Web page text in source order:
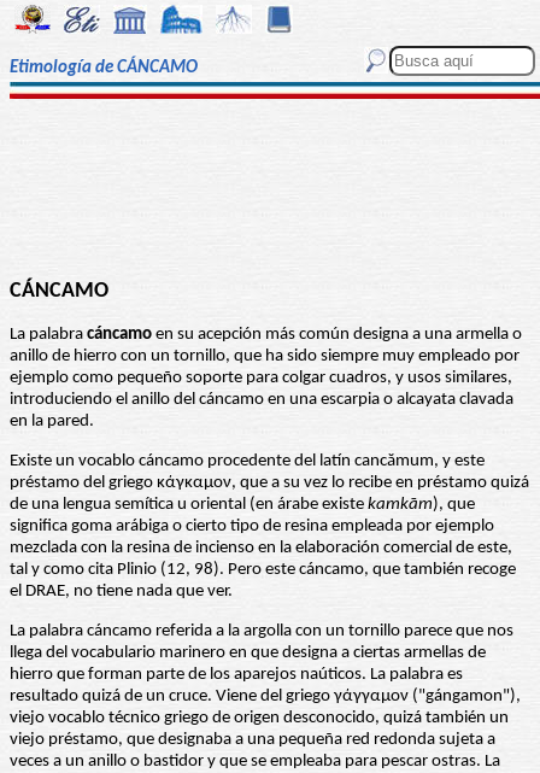
Etimología de CÁNCAMO
CÁNCAMO
La palabra cáncamo en su acepción más común designa a una armella o
anillo de hierro con un tornillo, que ha sido siempre muy empleado por
ejemplo como pequeño soporte para colgar cuadros, y usos similares,
introduciendo el anillo del cáncamo en una escarpia o alcayata clavada
en la pared.
Existe un vocablo cáncamo procedente del latín cancămum, y este
préstamo del griego κάγκαμον, que a su vez lo recibe en préstamo quizá
de una lengua semítica u oriental (en árabe existe kamkām), que
significa goma arábiga o cierto tipo de resina empleada por ejemplo
mezclada con la resina de incienso en la elaboración comercial de este,
tal y como cita Plinio (12, 98). Pero este cáncamo, que también recoge
el DRAE, no tiene nada que ver.
La palabra cáncamo referida a la argolla con un tornillo parece que nos
llega del vocabulario marinero en que designa a ciertas armellas de
hierro que forman parte de los aparejos naúticos. La palabra es
resultado quizá de un cruce. Viene del griego γάγγαμον ("gángamon"),
viejo vocablo técnico griego de origen desconocido, quizá también un
viejo préstamo, que designaba a una pequeña red redonda sujeta a
veces a un anillo o bastidor y que se empleaba para pescar ostras. La